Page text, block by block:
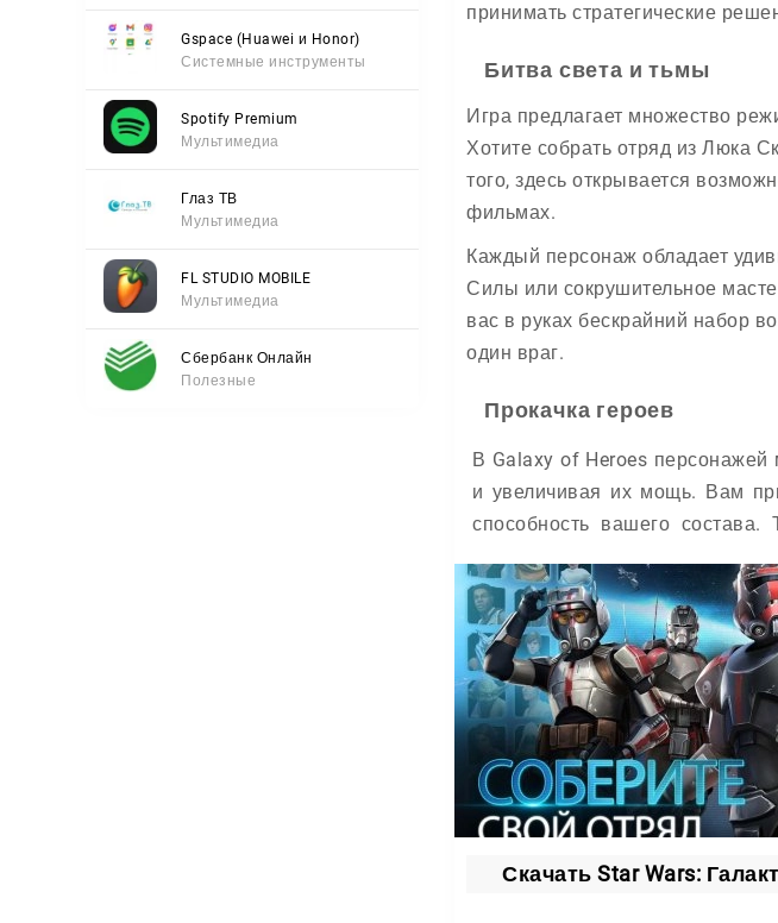
Gspace (Huawei и Honor)
Системные инструменты
Spotify Premium
Мультимедиа
Глаз ТВ
Мультимедиа
FL STUDIO MOBILE
Мультимедиа
Сбербанк Онлайн
Полезные
принимать стратегические
Битва света и тьмы
Игра предлагает множество
Хотите собрать отряд из Люка
того, здесь открывается
фильмах.
Каждый персонаж обладает
Силы или сокрушительное
вас в руках бескрайний набор
один враг.
Прокачка героев
В Galaxy of Heroes персонажей
и увеличивая их мощь. Вам
способность вашего состава.
прокачки, делая своих
Сможете ли вы собрать
галактике? Всё зависит
прибудет с вами Сила!
Скачать Star Wars: